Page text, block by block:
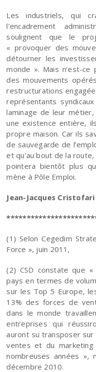
Les industriels, qui
l’encadrement
soulignent que le
« provoquer des
détourner les
monde ». Mais n’est-
des mouvements
restructurations
représentants
laminage de leur
une existence entière,
propre maison. Car ils
de sauvegarde de
et qu’au bout de la
pointera bientôt plus
mène à Pôle Emploi.
Jean-Jacques Cristofari
(1) Selon Cegedim
Force », juin 2011,
(2) CSD constate que
pays en termes de
sur les Top 5 Europe,
13% des forces de
dans le monde
entreprises qui
auront su transposer sur
ventes et du marketing
nombreuses années »,
décembre 2010.